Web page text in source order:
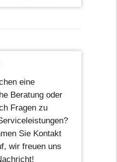
eine
Beratung oder
Fragen zu
Sie Kontakt
wir freuen uns